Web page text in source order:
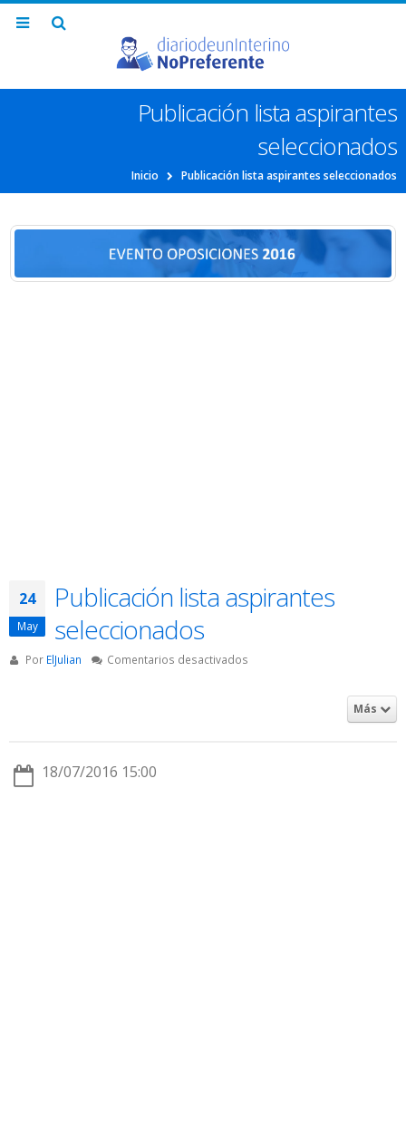
Publicación lista aspirantes
seleccionados
Inicio Publicación lista aspirantes seleccionados
24
May
Publicación lista aspirantes
seleccionados
Por ElJulian Comentarios desactivados
Más
18/07/2016 15:00